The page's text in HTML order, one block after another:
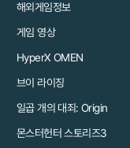
해외게임정보
게임 영상
HyperX OMEN
브이 라이징
일곱 개의 대죄: Origin
몬스터헌터 스토리즈3